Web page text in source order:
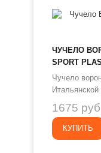
ЧУЧЕЛО
SPORT
Чучело
Пласт).
стойке и
в
сделано с
1675
КУПИТЬ